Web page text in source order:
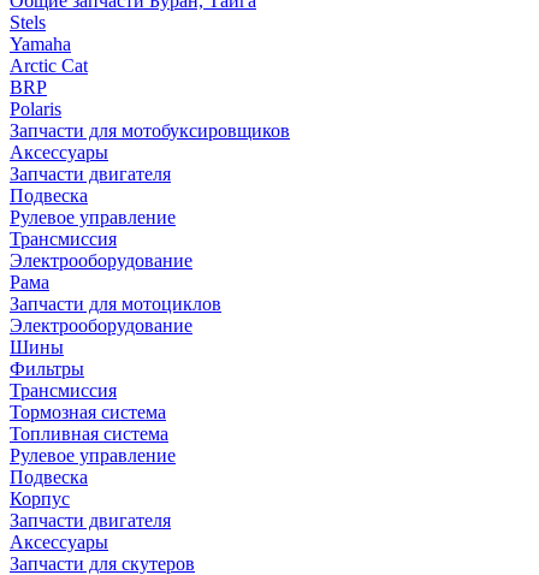
Stels
Yamaha
Arctic Cat
BRP
Polaris
Запчасти для мотобуксировщиков
Аксессуары
Запчасти двигателя
Подвеска
Рулевое управление
Трансмиссия
Электрооборудование
Рама
Запчасти для мотоциклов
Электрооборудование
Шины
Фильтры
Трансмиссия
Тормозная система
Топливная система
Рулевое управление
Подвеска
Корпус
Запчасти двигателя
Аксессуары
Запчасти для скутеров